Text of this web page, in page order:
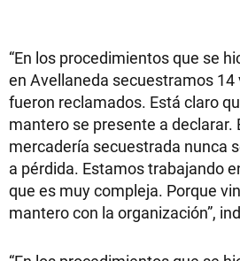
“En los procedimientos que se
en Avellaneda secuestramos 14
fueron reclamados. Está claro
mantero se presente a declarar.
mercadería secuestrada nunca
a pérdida. Estamos trabajando
que es muy compleja. Porque
mantero con la organización”,